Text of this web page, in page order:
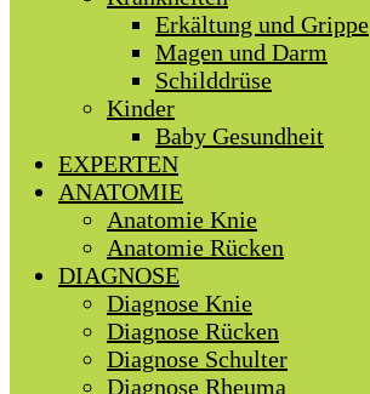
Erkältung und Grippe
Magen und Darm
Schilddrüse
Kinder
Baby Gesundheit
EXPERTEN
ANATOMIE
Anatomie Knie
Anatomie Rücken
DIAGNOSE
Diagnose Knie
Diagnose Rücken
Diagnose Schulter
Diagnose Rheuma